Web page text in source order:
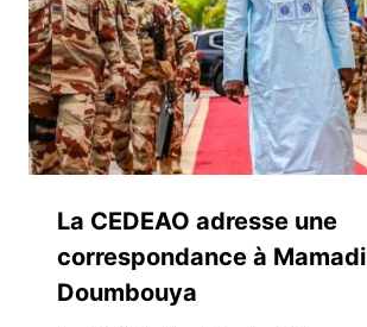
La CEDEAO adresse une
correspondance à Mamadi
Doumbouya